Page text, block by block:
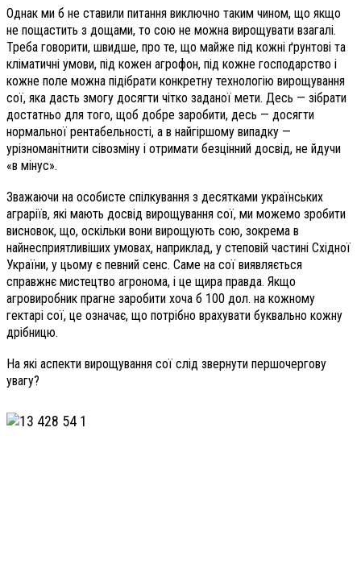
Однак ми б не ставили питання виключно таким чином, що якщо
не пощастить з дощами, то сою не можна вирощувати взагалі.
Треба говорити, швидше, про те, що майже під кожні ґрунтові та
кліматичні умови, під кожен агрофон, під кожне господарство і
кожне поле можна підібрати конкретну технологію вирощування
сої, яка дасть змогу досягти чітко заданої мети. Десь — зібрати
достатньо для того, щоб добре заробити, десь — досягти
нормальної рентабельності, а в найгіршому випадку —
урізноманітнити сівозміну і отримати безцінний досвід, не йдучи
«в мінус».
Зважаючи на особисте спілкування з десятками українських
аграріїв, які мають досвід вирощування сої, ми можемо зробити
висновок, що, оскільки вони вирощують сою, зокрема в
найнесприятливіших умовах, наприклад, у степовій частині Східної
України, у цьому є певний сенс. Саме на сої виявляється
справжнє мистецтво агронома, і це щира правда. Якщо
агровиробник прагне заробити хоча б 100 дол. на кожному
гектарі сої, це означає, що потрібно врахувати буквально кожну
дрібницю.
На які аспекти вирощування сої слід звернути першочергову
увагу?